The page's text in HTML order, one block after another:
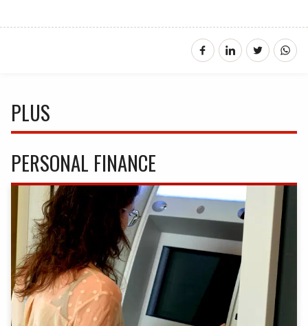
PLUS
PERSONAL FINANCE